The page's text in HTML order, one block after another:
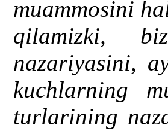
muammosini
qilamizki,
nazariyasini,
kuchlarning
turlarining